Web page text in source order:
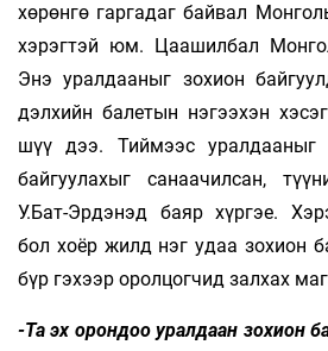
хөрөнгө гаргадаг байвал
хэрэгтэй юм. Цаашилбал
Энэ уралдааныг зохион
дэлхийн балетын нэгээхэн
шүү дээ. Тиймээс уралдааныг
байгуулахыг санаачилсан,
У.Бат-Эрдэнэд баяр хүргэе.
бол хоёр жилд нэг удаа зохион
бүр гэхээр оролцогчид залхах
-Та эх орондоо уралдаан зохион